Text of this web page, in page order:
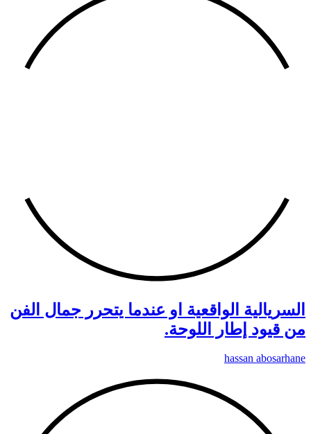
السريالية الواقعية او عندما يتحرر جمال الفن
من قيود إطار اللوحة.
hassan abosarhane